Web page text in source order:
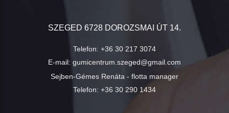
SZEGED 6728 DOROZSMAI ÚT 14.
Telefon: +36 30 217 3074
E-mail: gumicentrum.szeged@gmail.com
Sejben-Gémes Renáta - flotta manager
Telefon: +36 30 290 1434